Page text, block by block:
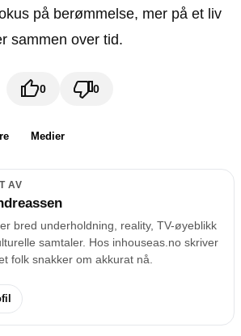
på berømmelse, mer på et liv
sammen over tid.
0 0
Medier
AV
bred underholdning, reality, TV-øyeblikk
samtaler. Hos inhouseas.no skriver
folk snakker om akkurat nå.